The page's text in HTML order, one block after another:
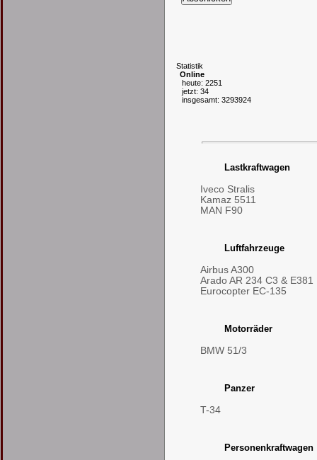
Statistik
Online
heute: 2251
jetzt: 34
insgesamt: 3293924
Lastkraftwagen
Iveco Stralis
Kamaz 5511
MAN F90
Luftfahrzeuge
Airbus A300
Arado AR 234 C3 & E381
Eurocopter EC-135
Motorräder
BMW 51/3
Panzer
T-34
Personenkraftwagen